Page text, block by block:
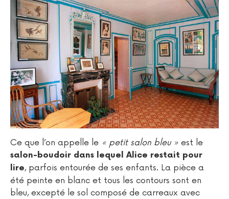
Ce que l’on appelle le « petit salon bleu » est le
salon-boudoir dans lequel Alice restait pour
lire, parfois entourée de ses enfants. La pièce a
été peinte en blanc et tous les contours sont en
bleu, excepté le sol composé de carreaux avec